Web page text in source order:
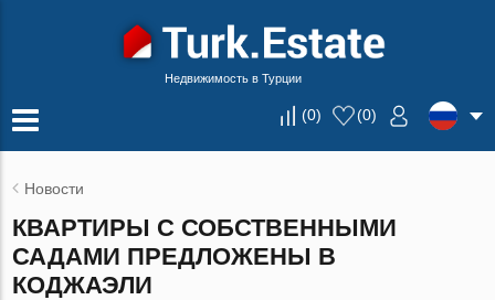
Недвижимость в Турции
(0) (0)
Новости
КВАРТИРЫ С СОБСТВЕННЫМИ
САДАМИ ПРЕДЛОЖЕНЫ В
КОДЖАЭЛИ